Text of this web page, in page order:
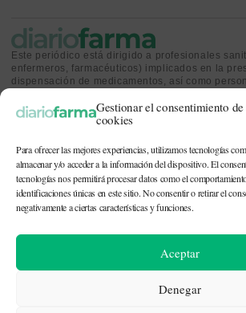
Gestionar el consentimiento de
cookies
Para ofrecer las mejores experiencias, utilizamos tecnologías
almacenar y/o acceder a la información del dispositivo. El
tecnologías nos permitirá procesar datos como el
identificaciones únicas en este sitio. No consentir o retirar el
negativamente a ciertas características y funciones.
Aceptar
Denegar
Este periódico está dirigido a profesionales
enfermeros, farmacéuticos) implicados en la
dispensación de medicamentos, así como
sanitaria.
CONTACTO Y QUIÉNES SOMOS|POLÍTICA DE
© 2026. Todos los derechos reservados. |
fotográficos: depositphotos